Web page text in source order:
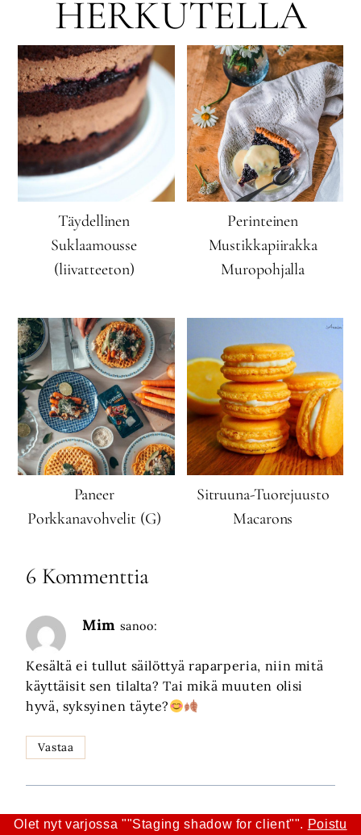
HERKUTELLA
Täydellinen
Suklaamousse
(liivatteeton)
Perinteinen
Mustikkapiirakka
Muropohjalla
Paneer
Porkkanavohvelit (G)
Sitruuna-Tuorejuusto
Macarons
6 Kommenttia
Mim sanoo:
Kesältä ei tullut säilöttyä raparperia, niin mitä
käyttäisit sen tilalta? Tai mikä muuten olisi
hyvä, syksyinen täyte?
Vastaa
Olet nyt varjossa ""Staging shadow for client"". Poistu